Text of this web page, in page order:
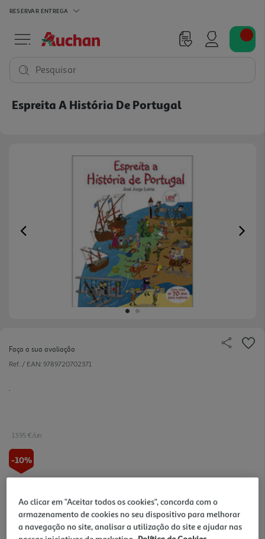
RESERVAR ENTREGA
Pesquisar
Espreita A História De Portugal
Previous
Faça a sua avaliação
Ref. / EAN: 9789720702371
13.95 €/un
-10%
13,95 €
Notas de preparação
Ao clicar em "Aceitar todos os cookies", concorda com o
armazenamento de cookies no seu dispositivo para melhorar
a navegação no site, analisar a utilização do site e ajudar nas